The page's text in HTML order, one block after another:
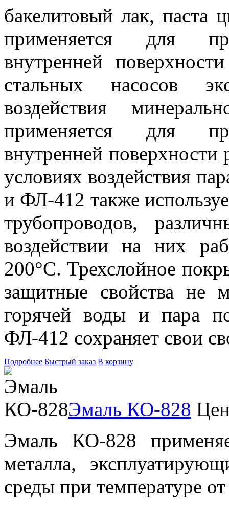
бакелитовый лак,
применяется для
внутренней
стальных насосов
воздействия
применяется для
внутренней поверхности
условиях воздействия
и ФЛ-412 также
трубопроводов,
воздействии на них
200°С. Трехслойное
защитные свойства не
горячей воды и пара
ФЛ-412 сохраняет свои
Подробнее Быстрый заказ В корзину
Эмаль КО-828
Эмаль КО-828
металла,
среды при температуре